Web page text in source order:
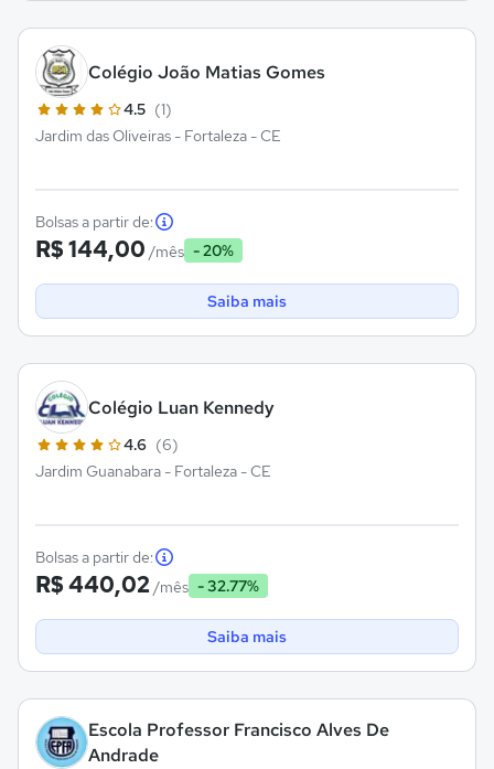
Colégio João Matias Gomes
4.5 (1)
Jardim das Oliveiras - Fortaleza - CE
Bolsas a partir de:
R$ 144,00 /mês - 20%
Saiba mais
Colégio Luan Kennedy
4.6 (6)
Jardim Guanabara - Fortaleza - CE
Bolsas a partir de:
R$ 440,02 /mês - 32.77%
Saiba mais
Escola Professor Francisco Alves De
Andrade